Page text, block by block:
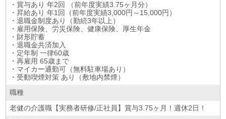
・賞与あり 年2回 （前年度実績3.75ヶ月分）
・昇給あり 年1回（前年度実績3,000円～15,000円）
・退職金制度あり（勤続3年以上）
・雇用保険、労災保険、健康保険、厚生年金
・財形貯蓄
・退職金共済加入
・定年制 一律60歳
・再雇用 65歳まで
・マイカー通勤可（無料駐車場あり）
・受動喫煙対策 あり（敷地内禁煙）
職種
老健の介護職【実務者研修/正社員】賞与3.75ヶ月！週休2日！